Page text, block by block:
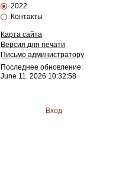
2022
Контакты
Карта сайта
Версия для печати
Письмо администратору
Последнее обновление:
June 11. 2026 10:32:58
Вход